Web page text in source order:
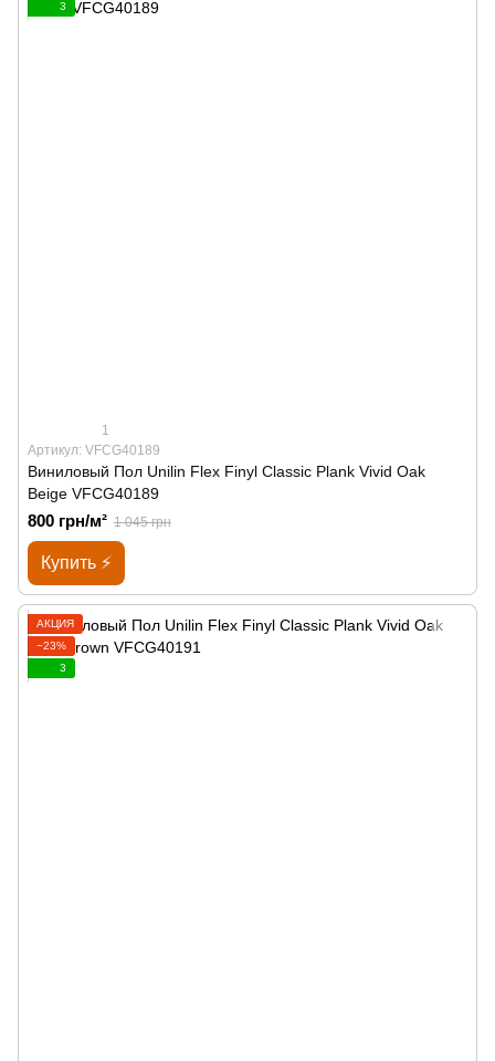
3
1
Артикул: VFCG40189
Виниловый Пол Unilin Flex Finyl Classic Plank Vivid Oak
Beige VFCG40189
800 грн/м² 1 045 грн
Купить ⚡
АКЦИЯ
−23%
3